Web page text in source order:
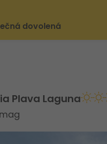
dovolená
Plava Laguna